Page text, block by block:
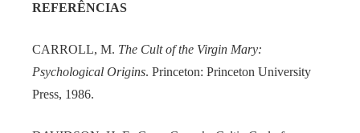
REFERÊNCIAS
CARROLL, M. The Cult of the Virgin Mary:
Psychological Origins. Princeton: Princeton University
Press, 1986.